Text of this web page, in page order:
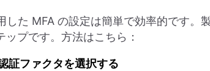
した MFA の設定は簡単で効率的です。
ップです。方法はこちら：
証ファクタを選択する